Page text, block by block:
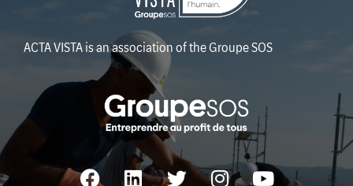
ACTA VISTA is an association of the Groupe SOS